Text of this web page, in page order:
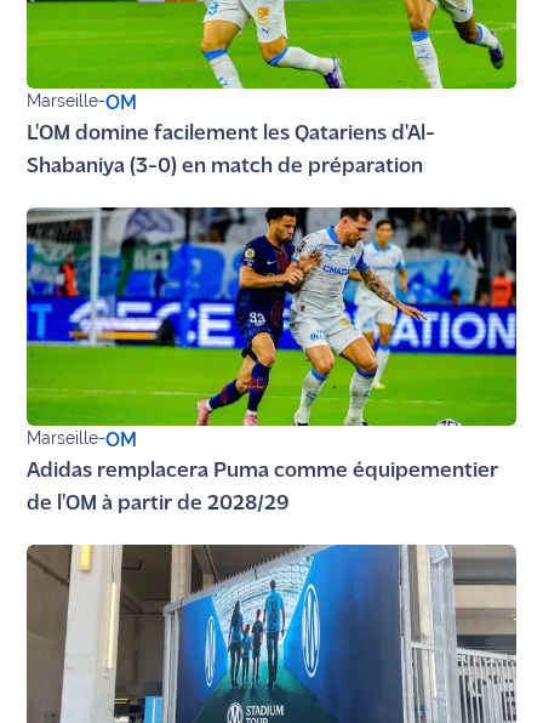
Ecouter
Maritima
Qui
sommes
nous ?
Devenir
annonceur
Recrutement
Mention
légales
Conditions
générales
site maritima.fr
Archives
Marseille-OM
L'OM domine facilement les Qatariens d'Al-
Shabaniya (3-0) en match de préparation
Marseille-OM
Adidas remplacera Puma comme équipementier
de l'OM à partir de 2028/29